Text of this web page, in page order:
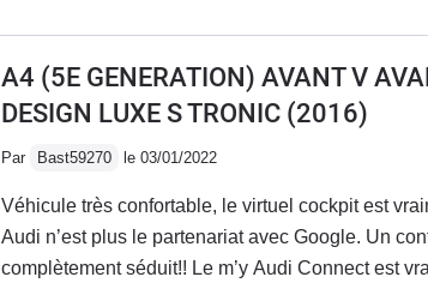
douceur et dans un silence surprenant ( vitre AV
chrono est seul juge 26 s au 1000 m et 5.9 s au 0
battue....Trés bonne routiere confortable tout en
silencieuse.Pour moi c'est le compromis ideale
Mercedes.Bonne route CD
A4 (5E GENERATION) AVANT V
DESIGN LUXE S TRONIC (2016)
Par Bast59270 le 03/01/2022
Véhicule très confortable, le virtuel cockpit est
Audi n’est plus le partenariat avec Google. Un
complètement séduit!! Le m’y Audi Connect est